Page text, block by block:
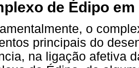
de Édipo em
o
principais do
na ligação afetiva